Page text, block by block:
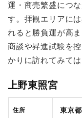
運・商売繁盛につ
す。拝観エリアに
れると勝負運が高
商談や昇進試験を
かりに訪れてみて
上野東照宮
住所 東京